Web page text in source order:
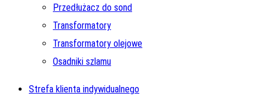
Przedłużacz do sond
Transformatory
Transformatory olejowe
Osadniki szlamu
Strefa klienta indywidualnego